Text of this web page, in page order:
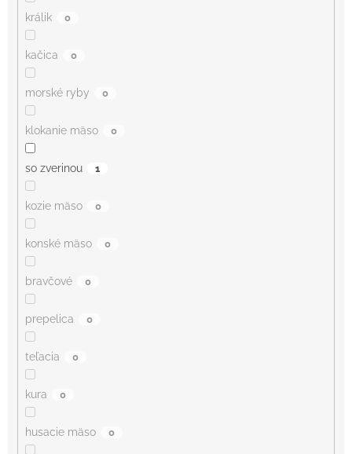
králik 0
kačica 0
morské ryby 0
klokanie mäso 0
so zverinou 1
kozie mäso 0
konské mäso 0
bravčové 0
prepelica 0
teľacia 0
kura 0
husacie mäso 0